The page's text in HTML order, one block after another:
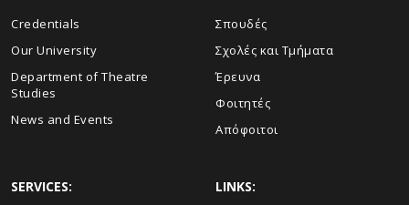
Credentials
Our University
Department of Theatre
Studies
News and Events
Σπουδές
Σχολές και Τμήματα
Έρευνα
Φοιτητές
Απόφοιτοι
SERVICES: LINKS: